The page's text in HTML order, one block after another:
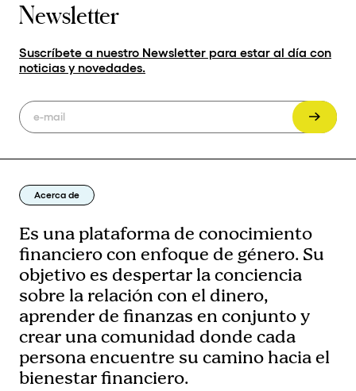
Newsletter
Suscríbete a nuestro Newsletter para estar al día con
noticias y novedades.
Acerca de
Es una plataforma de conocimiento
financiero con enfoque de género. Su
objetivo es despertar la conciencia
sobre la relación con el dinero,
aprender de finanzas en conjunto y
crear una comunidad donde cada
persona encuentre su camino hacia el
bienestar financiero.